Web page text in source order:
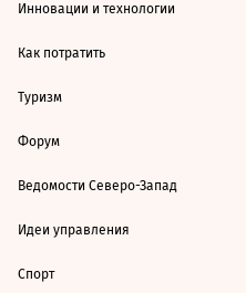
Инновации и технологии
Как потратить
Туризм
Форум
Ведомости Северо-Запад
Идеи управления
Спорт